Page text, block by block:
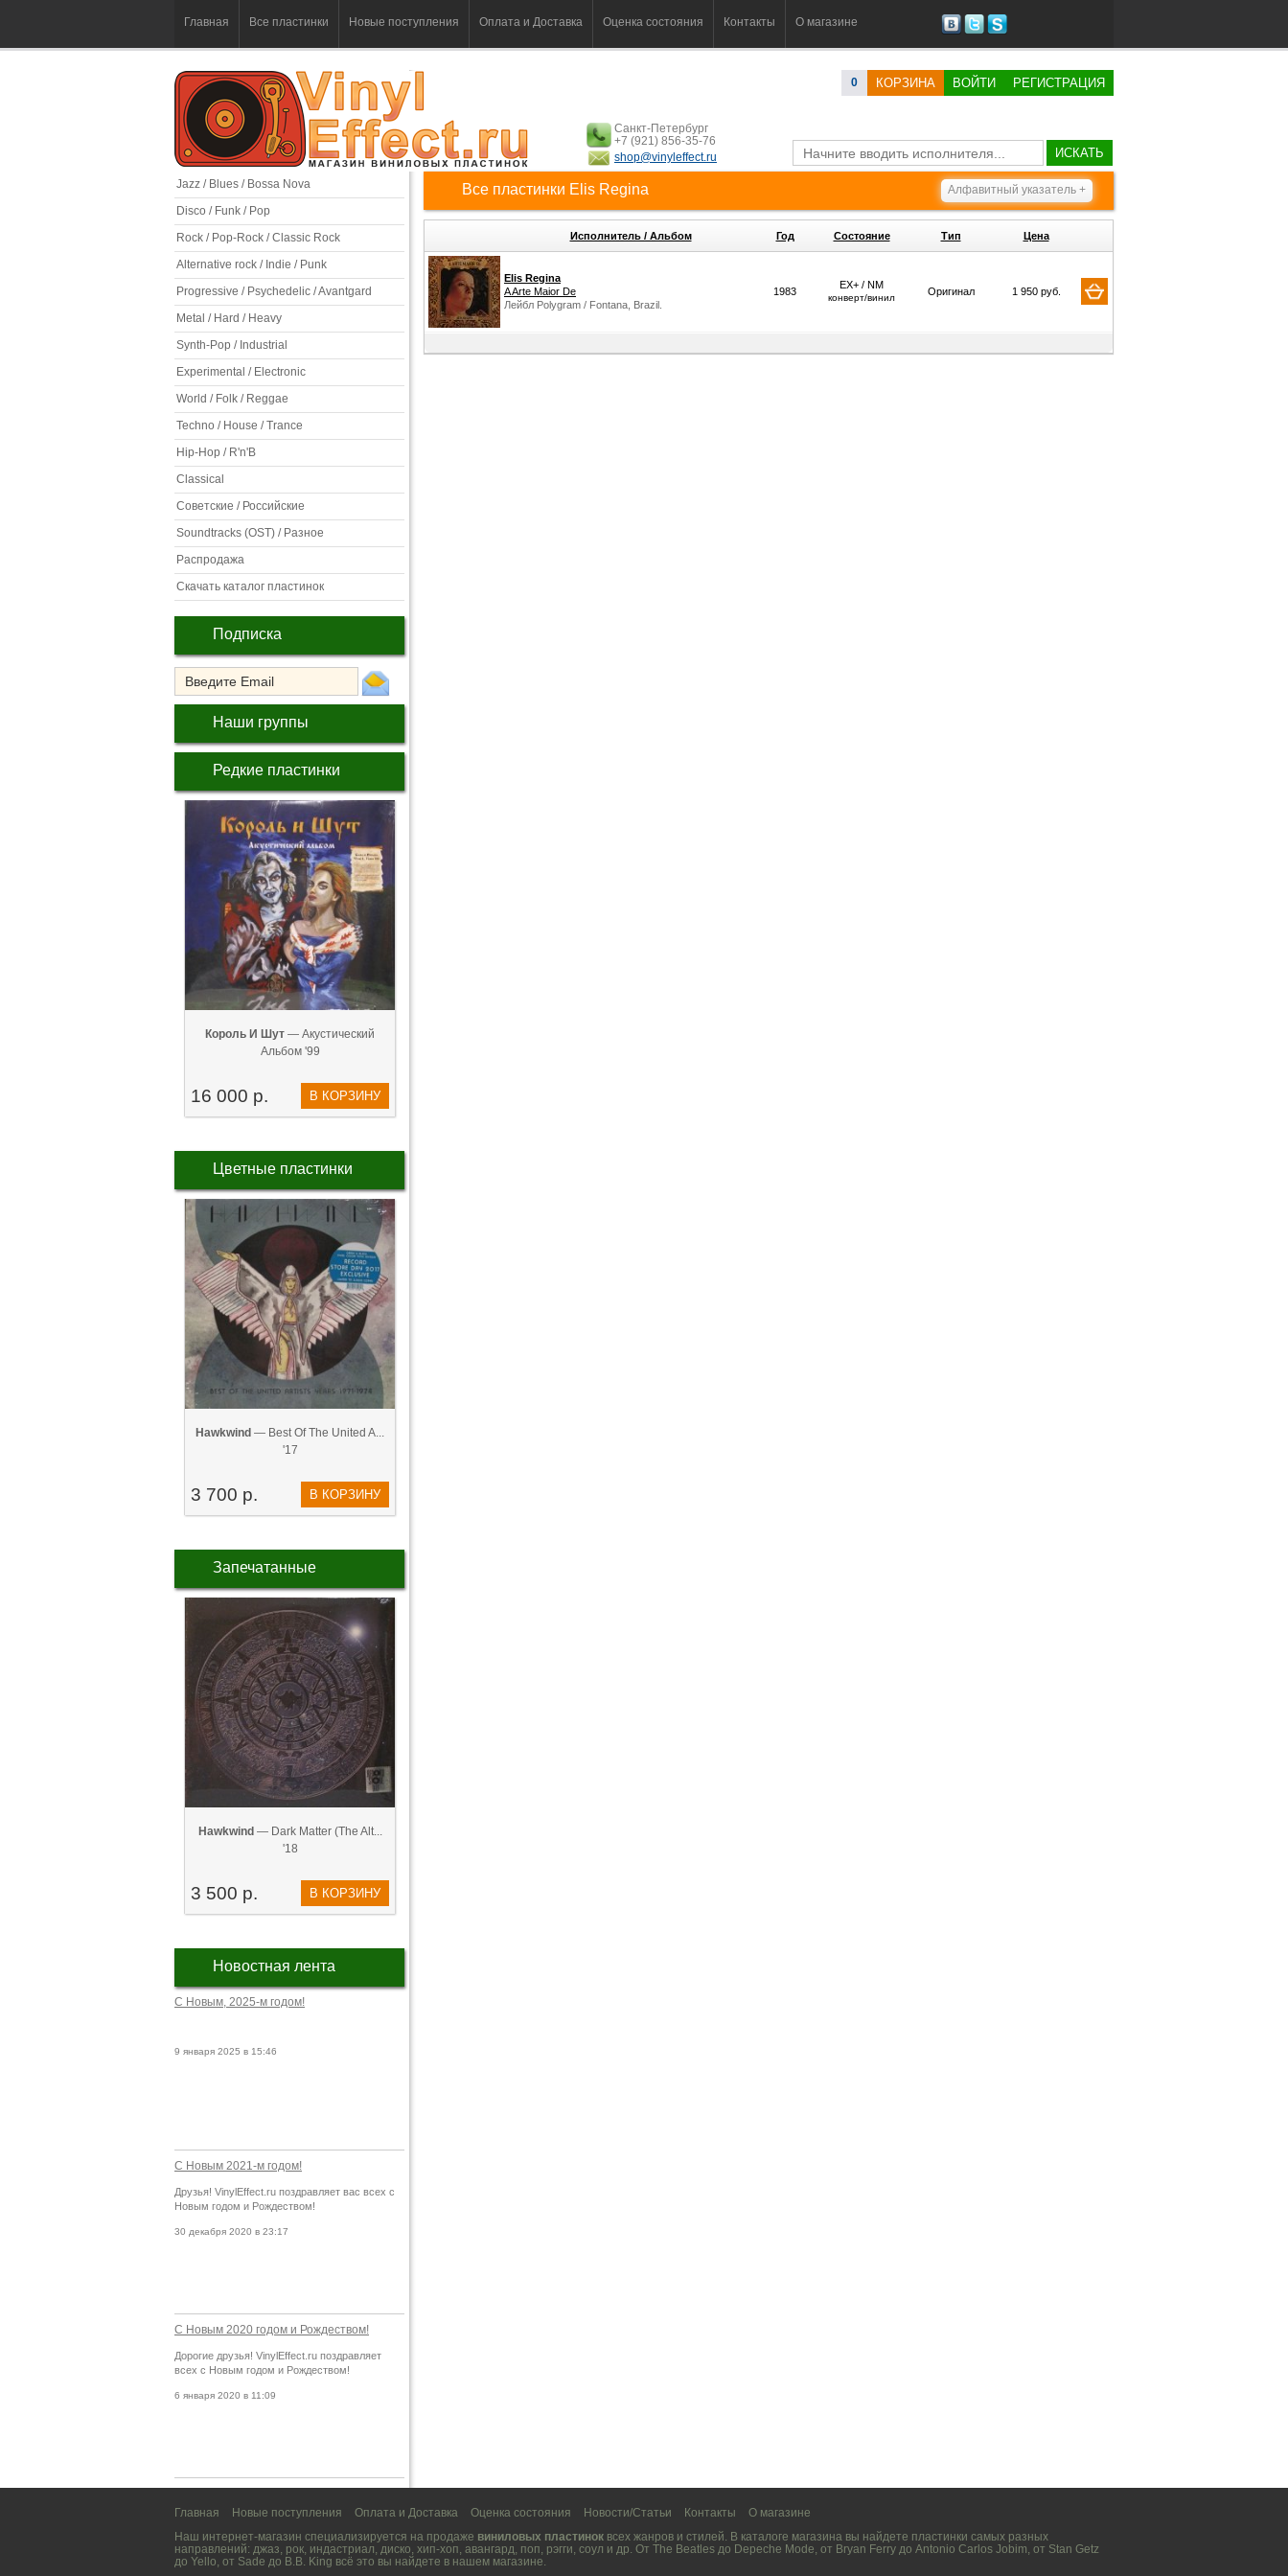
Главная Все пластинки Новые поступления Оплата и Доставка Оценка состояния Контакты О магазине
0 КОРЗИНА ВОЙТИ РЕГИСТРАЦИЯ
Санкт-Петербург
+7 (921) 856-35-76
shop@vinyleffect.ru
ИСКАТЬ
Jazz / Blues / Bossa Nova
Disco / Funk / Pop
Rock / Pop-Rock / Classic Rock
Alternative rock / Indie / Punk
Progressive / Psychedelic / Avantgard
Metal / Hard / Heavy
Synth-Pop / Industrial
Experimental / Electronic
World / Folk / Reggae
Techno / House / Trance
Hip-Hop / R'n'B
Classical
Советские / Российские
Soundtracks (OST) / Разное
Распродажа
Скачать каталог пластинок
Подписка
Наши группы
Редкие пластинки
Король И Шут — Акустический
Альбом '99
16 000 р. В КОРЗИНУ
Цветные пластинки
Hawkwind — Best Of The United A...
'17
3 700 р. В КОРЗИНУ
Запечатанные
Hawkwind — Dark Matter (The Alt...
'18
3 500 р. В КОРЗИНУ
Новостная лента
С Новым, 2025-м годом!
9 января 2025 в 15:46
С Новым 2021-м годом!
Друзья! VinylEffect.ru поздравляет вас всех с
Новым годом и Рождеством!
30 декабря 2020 в 23:17
С Новым 2020 годом и Рождеством!
Дорогие друзья! VinylEffect.ru поздравляет
всех с Новым годом и Рождеством!
6 января 2020 в 11:09
Все пластинки Elis Regina Алфавитный указатель +
Исполнитель / Альбом Год Состояние Тип Цена
Elis Regina
A Arte Maior De
Лейбл Polygram / Fontana, Brazil.
1983
EX+ / NM
конверт/винил
Оригинал 1 950 руб.
Главная Новые поступления Оплата и Доставка Оценка состояния Новости/Статьи Контакты
О магазине
Наш интернет-магазин специализируется на продаже виниловых пластинок всех жанров и стилей. В каталоге магазина вы найдете пластинки самых разных
направлений: джаз, рок, индастриал, диско, хип-хоп, авангард, поп, рэгги, соул и др. От The Beatles до Depeche Mode, от Bryan Ferry до Antonio Carlos Jobim, от Stan Getz
до Yello, от Sade до B.B. King всё это вы найдете в нашем магазине.